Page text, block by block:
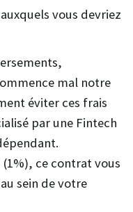
vous devriez
mal notre
éviter ces frais
par une Fintech
ce contrat vous
sein de votre